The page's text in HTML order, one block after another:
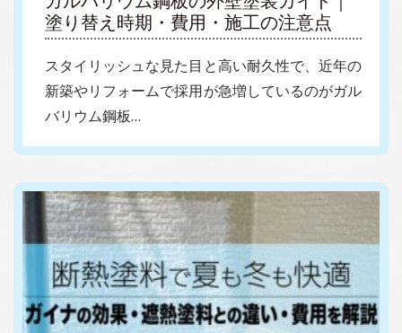
塗り替え時期・費用・施工の注意点
スタイリッシュな見た目と高い耐久性で、近年の
新築やリフォームで採用が急増しているのがガル
バリウム鋼板…